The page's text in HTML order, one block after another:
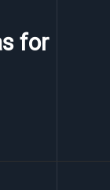
for